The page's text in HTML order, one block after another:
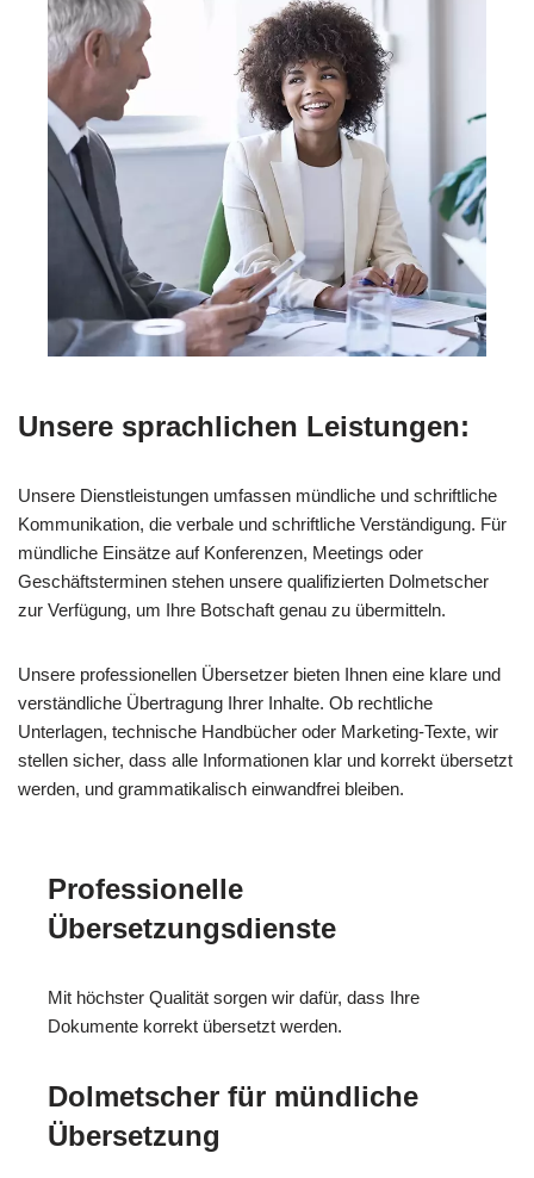
Unsere sprachlichen Leistungen:
Unsere Dienstleistungen umfassen mündliche und schriftliche
Kommunikation, die verbale und schriftliche Verständigung. Für
mündliche Einsätze auf Konferenzen, Meetings oder
Geschäftsterminen stehen unsere qualifizierten Dolmetscher
zur Verfügung, um Ihre Botschaft genau zu übermitteln.
Unsere professionellen Übersetzer bieten Ihnen eine klare und
verständliche Übertragung Ihrer Inhalte. Ob rechtliche
Unterlagen, technische Handbücher oder Marketing-Texte, wir
stellen sicher, dass alle Informationen klar und korrekt übersetzt
werden, und grammatikalisch einwandfrei bleiben.
Professionelle
Übersetzungsdienste
Mit höchster Qualität sorgen wir dafür, dass Ihre
Dokumente korrekt übersetzt werden.
Dolmetscher für mündliche
Übersetzung